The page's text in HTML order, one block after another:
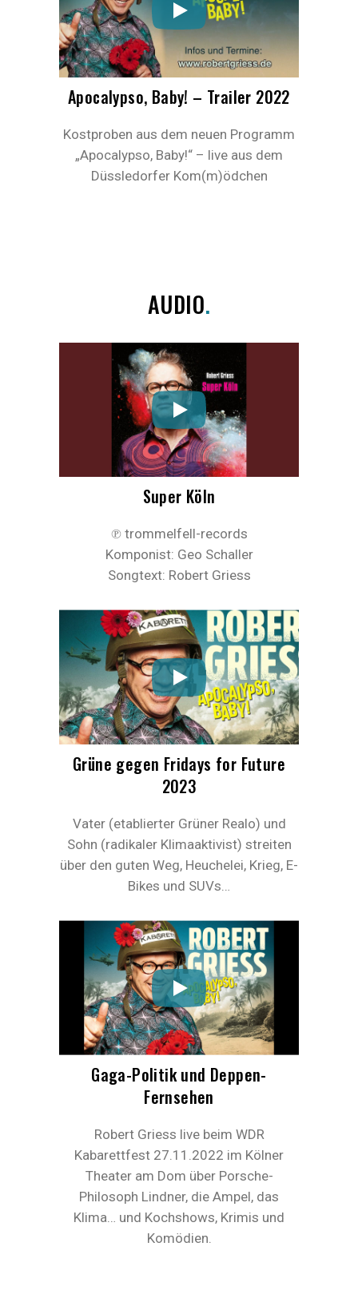
Apocalypso, Baby! – Trailer 2022
Kostproben aus dem neuen Programm
„Apocalypso, Baby!“ – live aus dem
Düssledorfer Kom(m)ödchen
AUDIO.
Super Köln
℗ trommelfell-records
Komponist: Geo Schaller
Songtext: Robert Griess
Grüne gegen Fridays for Future
2023
Vater (etablierter Grüner Realo) und
Sohn (radikaler Klimaaktivist) streiten
über den guten Weg, Heuchelei, Krieg, E-
Bikes und SUVs…
Gaga-Politik und Deppen-
Fernsehen
Robert Griess live beim WDR
Kabarettfest 27.11.2022 im Kölner
Theater am Dom über Porsche-
Philosoph Lindner, die Ampel, das
Klima… und Kochshows, Krimis und
Komödien.